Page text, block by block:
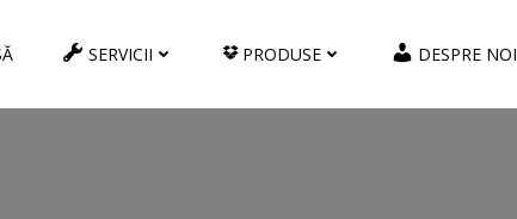
SERVICII PRODUSE DESPRE NOI